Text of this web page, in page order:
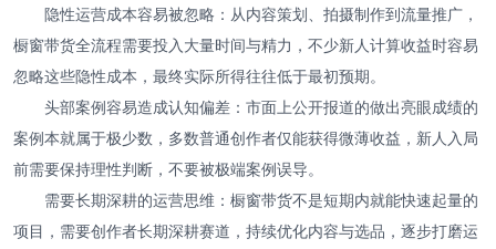
隐性运营成本容易被忽略：从内容策划、拍摄制作到流量推广，
橱窗带货全流程需要投入大量时间与精力，不少新人计算收益时容易
忽略这些隐性成本，最终实际所得往往低于最初预期。
头部案例容易造成认知偏差：市面上公开报道的做出亮眼成绩的
案例本就属于极少数，多数普通创作者仅能获得微薄收益，新人入局
前需要保持理性判断，不要被极端案例误导。
需要长期深耕的运营思维：橱窗带货不是短期内就能快速起量的
项目，需要创作者长期深耕赛道，持续优化内容与选品，逐步打磨运